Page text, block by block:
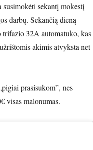
sekantį mokestį
darbų. Sekančią dieną
32A automatuko, kas
akimis atvyksta net
prasisukom”, nes
visas malonumas.